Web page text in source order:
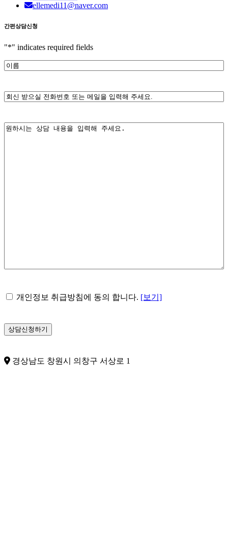
ellemedi11@naver.com
간편상담신청
"*" indicates required fields
이
전
호
내
개
보
및
개인정보 취급방침에 동의 합니다. [보기]
경상남도 창원시 의창구 서상로 1